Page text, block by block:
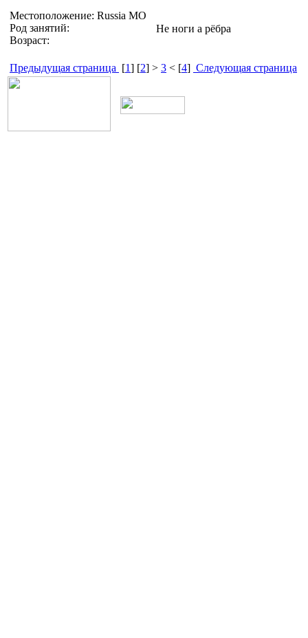
Местоположение: Russia МО
Род занятий:
Возраст:
Не ноги а рёбра
Предыдущая страница [1] [2] > 3 < [4] Следующая страница